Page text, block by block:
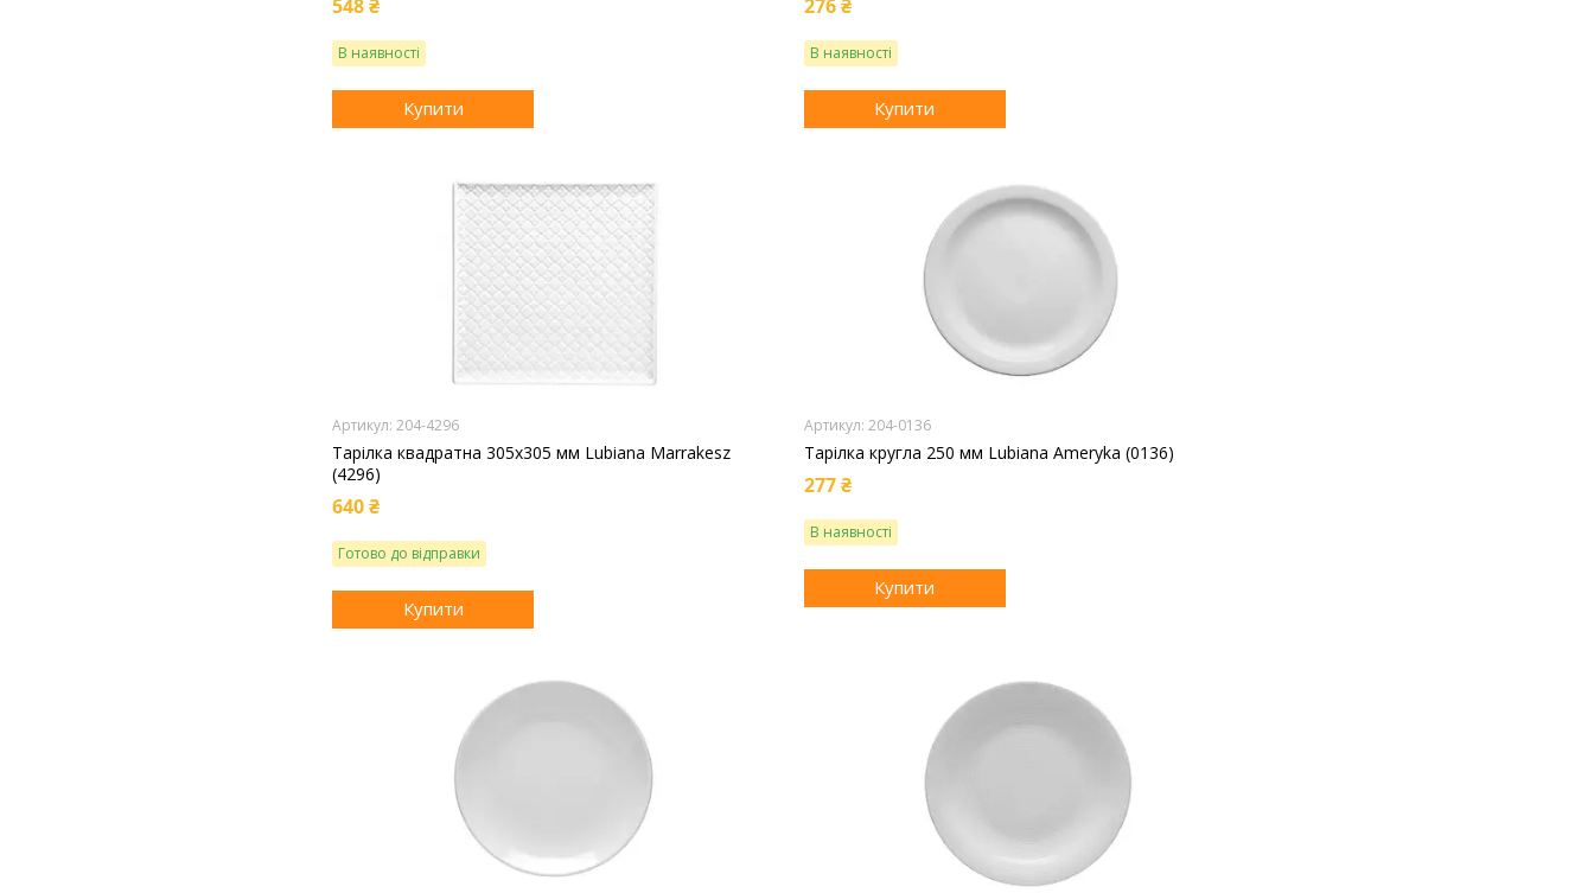
548 ₴
В наявності
Купити
276 ₴
В наявності
Купити
204-4296
Тарілка квадратна 305х305 мм Lubiana Marrakesz
(4296)
640 ₴
Готово до відправки
Купити
204-0136
Тарілка кругла 250 мм Lubiana Ameryka (0136)
277 ₴
В наявності
Купити